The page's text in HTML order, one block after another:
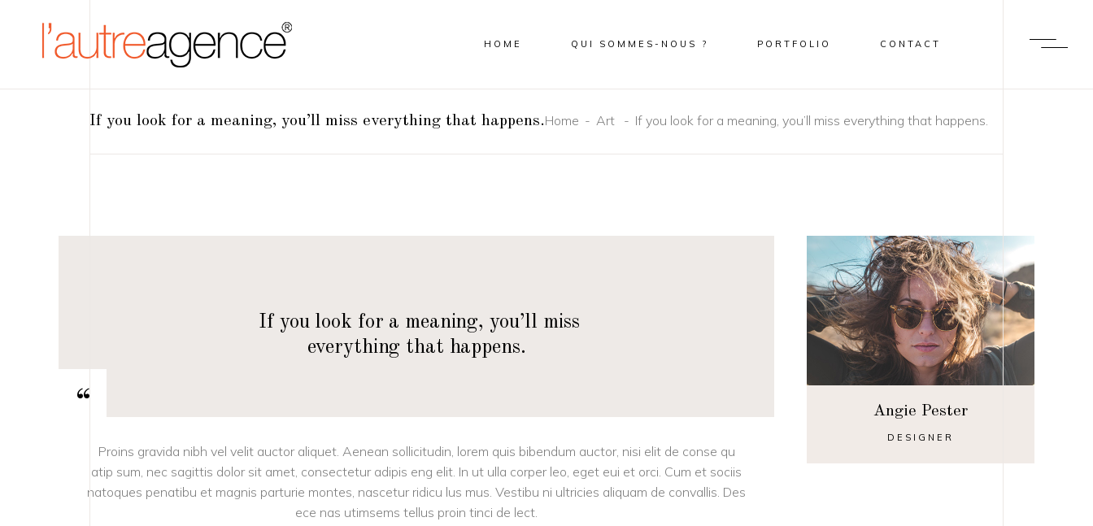
HOME QUI SOMMES-NOUS ? PORTFOLIO CONTACT
If you look for a meaning, you’ll miss everything that happens.Home Art If you look for a meaning, you’ll miss everything that happens.
— If you look for a meaning, you’ll miss
everything that happens.
Proins gravida nibh vel velit auctor aliquet. Aenean sollicitudin, lorem quis bibendum auctor, nisi elit de conse qu
atip sum, nec sagittis dolor sit amet, consectetur adipis eng elit. In ut ulla corper leo, eget eui et orci. Cum et sociis
natoques penatibu et magnis parturie montes, nascetur ridicu lus mus. Vestibu ni ultricies aliquam de convallis. Des
ece nas utimsems tellus proin tinci de lect.
Angie Pester
DESIGNER